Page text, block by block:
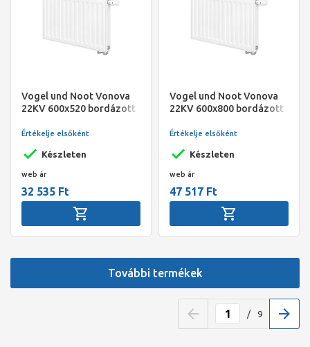
Vogel und Noot Vonova
22KV 600x520 bordázott
Készleten
Értékelje elsőként
web ár
32 535 Ft
Vogel und Noot Vonova
22KV 600x800 bordázott
Készleten
Értékelje elsőként
web ár
47 517 Ft
További termékek
/ 9